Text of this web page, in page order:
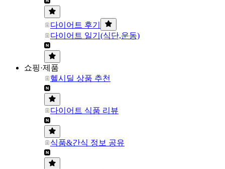
다이어트 후기
다이어트 일기(식단,운동)
쇼핑·제품
헬시딜 상품 추천
다이어트 식품 리뷰
식품&간식 정보 공유